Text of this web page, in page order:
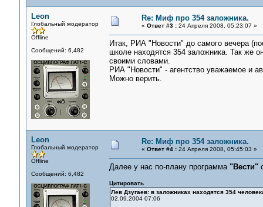
Leon
Глобальный модератор
Offline
Сообщений: 6,482
Re: Миф про 354 заложника.
« Ответ #3 :24 Апреля 2008, 05:23:07 »
Итак, РИА "Новости" до самого вечера
школе находятся 354 заложника. Так же
своими словами.
РИА "Новости" - агентство уважаемое и
Можно верить.
Leon
Глобальный модератор
Offline
Сообщений: 6,482
Re: Миф про 354 заложника.
« Ответ #4 :24 Апреля 2008, 05:45:03 »
Далее у нас по-плану программа "Вести"
Цитировать
Лев Дзугаев: в заложниках находятся 354
02.09.2004 07:06